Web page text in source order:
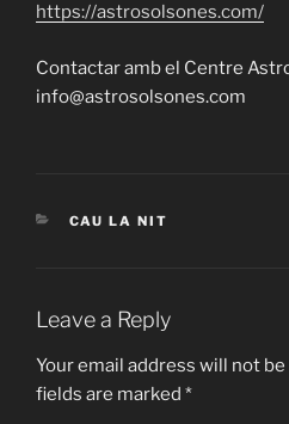
https://astrosolsones.com/
Contactar amb el Centre
info@astrosolsones.com
CATEGORIES
CAU LA NIT
Leave a Reply
Your email address will not
fields are marked *